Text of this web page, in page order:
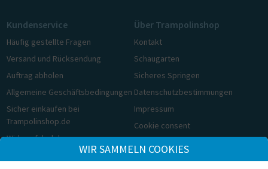
Kundenservice
Häufig gestellte Fragen
Versand und Rücksendung
Auftrag abholen
Allgemeine Geschäftsbedingungen
Sicher einkaufen bei
Trampolinshop.de
Widerrufsbelehrung
Über Trampolinshop
Kontakt
Schaugarten
Sicheres Springen
Datenschutzbestimmungen
Impressum
Cookie consent
WIR SAMMELN COOKIES